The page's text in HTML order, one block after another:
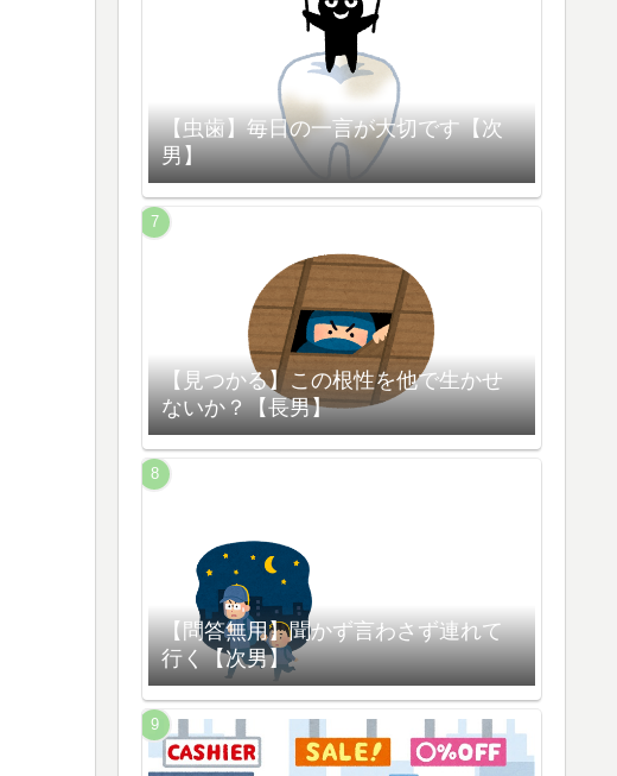
【虫歯】毎日の一言が大切です【次
男】
【見つかる】この根性を他で生かせ
ないか？【長男】
【問答無用】聞かず言わさず連れて
行く【次男】